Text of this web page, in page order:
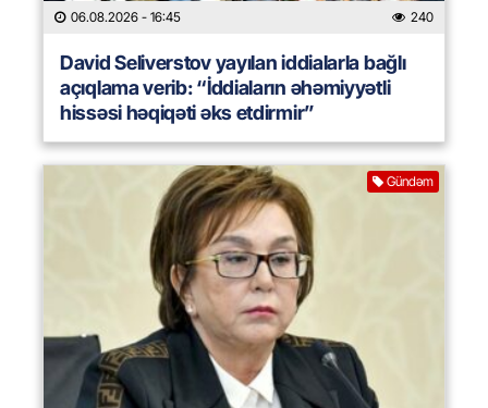
06.08.2026 - 16:45 240
David Seliverstov yayılan iddialarla bağlı
açıqlama verib: “İddiaların əhəmiyyətli
hissəsi həqiqəti əks etdirmir”
Gündəm